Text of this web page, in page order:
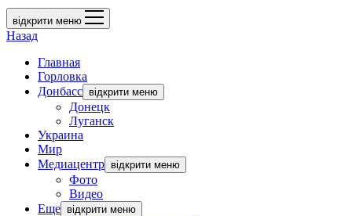
відкрити меню
Назад
Главная
Горловка
Донбасс відкрити меню
Донецк
Луганск
Украина
Мир
Медиацентр відкрити меню
Фото
Видео
Еще відкрити меню